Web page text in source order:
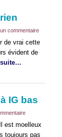
commentaire
de vrai cette
évident de
IG bas
est moelleux
toujours pas